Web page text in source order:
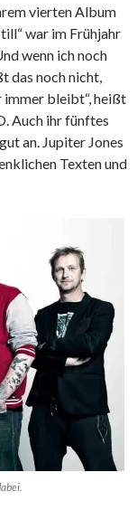
vierten Album
war im Frühjahr
wenn ich noch
das noch nicht,
immer bleibt“, heißt
Auch ihr fünftes
an. Jupiter Jones
Texten und